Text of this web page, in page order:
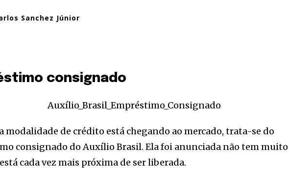
Sanchez Júnior
consignado
modalidade de crédito está chegando ao mercado, trata-se do
consignado do Auxílio Brasil. Ela foi anunciada não tem muito
cada vez mais próxima de ser liberada.